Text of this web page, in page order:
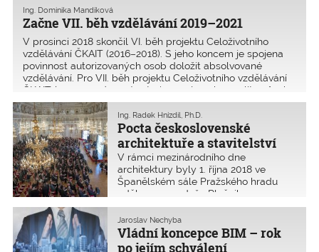
hektar, než je v Neapoli. Developeři
budou spokojeni, jenom si nejsem jist,
zda budou spokojeni bydlící v oněch
bytech s tmavými kouty. Na druhou
stranu, když vidím ceny za byt
v Praze, jsem klidný – nemyslím totiž,
že by se do ní přistěhovalo osm set
tisíc lidí.
Začne VII. běh vzdělávání 2019–2021
Ing. Dominika Mandíková
V prosinci 2018 skončil VI. běh projektu Celoživotního
vzdělávání ČKAIT (2016–2018). S jeho koncem je spojena
povinnost autorizovaných osob doložit absolvované
vzdělávání. Pro VII. běh projektu Celoživotního vzdělávání
ČKAIT (2019–2021) musí autorizované osoby zvolit způsob
vzdělávání, a to kreditní formu nebo formu individuální. Ke
kreditnímu programu CŽV se AO přihlašují ­e-mailem,
písemně nebo osobně u oblastní kanceláře ČKAIT.
Autorizovaná osoba může kdykoliv v průběhu cyklu
způsob svého vzdělávání změnit nebo se přihlásit k účasti
v projektu CŽV u své oblastní kanceláře ČKAIT.
Pocta československé
architektuře a stavitelství
Ing. Radek Hnízdil, Ph.D.
V rámci mezinárodního dne
architektury byly 1. října 2018 ve
Španělském sále Pražského hradu
uděleny ceny Jože Plečnika pro
významné architekty a stavitele
z České a Slovenské republiky.
Vládní koncepce BIM – rok
po jejím schválení
Jaroslav Nechyba